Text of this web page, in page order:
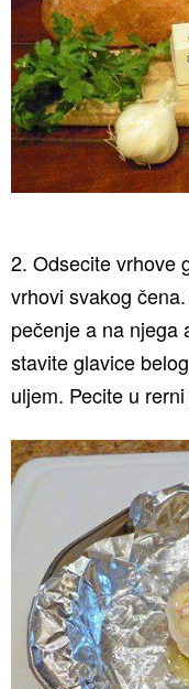
2. Odsecite vrhove
vrhovi svakog
pečenje a na njega
stavite glavice
uljem. Pecite u